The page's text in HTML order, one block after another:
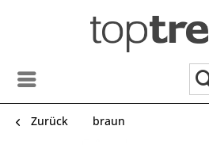
Zurück braun